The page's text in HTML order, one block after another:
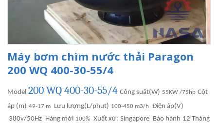
Máy bơm chìm nước thải Paragon
200 WQ 400-30-55/4
Model 200 WQ 400-30-55/4 Công suất(W) 55KW /75hp Cột
áp (m) 49-17 m Lưu lượng(L/phut) 100-450 m3/h
Điện áp(V)
380v/50Hz Hàng mới 100% Xuất xứ: Singapore Bảo hành 12 Tháng